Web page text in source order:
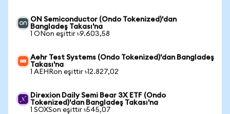
ON Semiconductor (Ondo Tokenized)'dan
Bangladeş Takası'na
1 ONon eşittir ৳9.603,58
Aehr Test Systems (Ondo Tokenized)'dan Bangladeş
Takası'na
1 AEHRon eşittir ৳12.827,02
Direxion Daily Semi Bear 3X ETF (Ondo
Tokenized)'dan Bangladeş Takası'na
1 SOXSon eşittir ৳545,07